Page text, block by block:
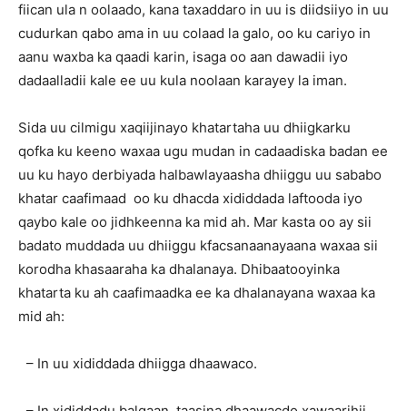
fiican ula n oolaado, kana taxaddaro in uu is diidsiiyo in uu
cudurkan qabo ama in uu colaad la galo, oo ku cariyo in
aanu waxba ka qaadi karin, isaga oo aan dawadii iyo
dadaalladii kale ee uu kula noolaan karayey la iman.
Sida uu cilmigu xaqiijinayo khatartaha uu dhiigkarku
qofka ku keeno waxaa ugu mudan in cadaadiska badan ee
uu ku hayo derbiyada halbawlayaasha dhiiggu uu sababo
khatar caafimaad oo ku dhacda xididdada laftooda iyo
qaybo kale oo jidhkeenna ka mid ah. Mar kasta oo ay sii
badato muddada uu dhiiggu kfacsanaanayaana waxaa sii
korodha khasaaraha ka dhalanaya. Dhibaatooyinka
khatarta ku ah caafimaadka ee ka dhalanayana waxaa ka
mid ah:
– In uu xididdada dhiigga dhaawaco.